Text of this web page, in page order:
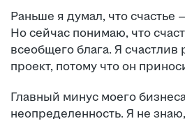
Раньше я думал, что счастье
Но сейчас понимаю, что
всеобщего блага. Я счастлив
проект, потому что он
Главный минус моего
неопределенность. Я не